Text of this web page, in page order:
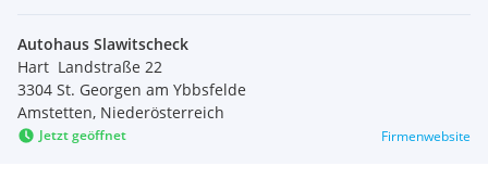
Autohaus Slawitscheck
Hart  Landstraße 22
3304 St. Georgen am Ybbsfelde
Amstetten, Niederösterreich
Jetzt geöffnet Firmenwebsite